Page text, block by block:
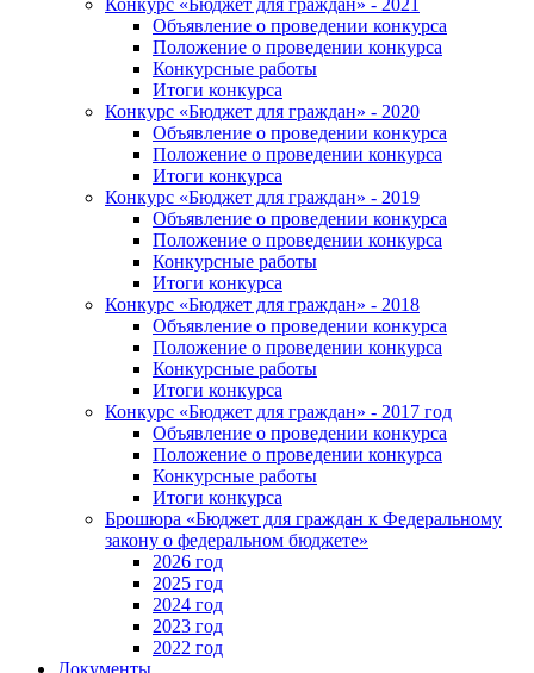
Объявление о проведении конкурса
Положение о проведении конкурса
Конкурсные работы
Итоги конкурса
Конкурс «Бюджет для граждан» - 2020
Объявление о проведении конкурса
Положение о проведении конкурса
Итоги конкурса
Конкурс «Бюджет для граждан» - 2019
Объявление о проведении конкурса
Положение о проведении конкурса
Конкурсные работы
Итоги конкурса
Конкурс «Бюджет для граждан» - 2018
Объявление о проведении конкурса
Положение о проведении конкурса
Конкурсные работы
Итоги конкурса
Конкурс «Бюджет для граждан» - 2017 год
Объявление о проведении конкурса
Положение о проведении конкурса
Конкурсные работы
Итоги конкурса
Брошюра «Бюджет для граждан к Федеральному
закону о федеральном бюджете»
2026 год
2025 год
2024 год
2023 год
2022 год
Документы